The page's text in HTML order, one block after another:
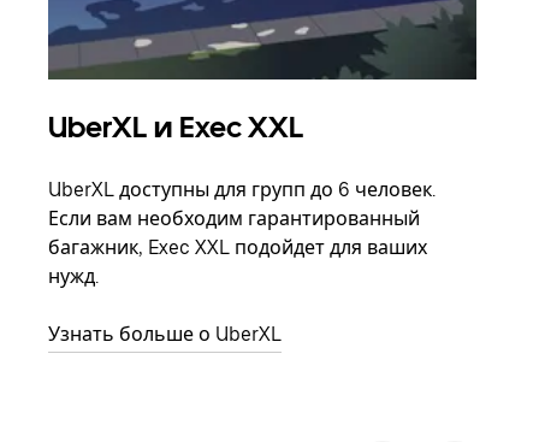
UberXL и Exec XXL
UberXL доступны для групп до 6 человек.
Если вам необходим гарантированный
багажник, Exec XXL подойдет для ваших
нужд.
Узнать больше о UberXL